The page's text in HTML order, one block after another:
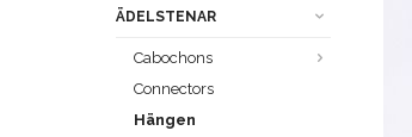
ÄDELSTENAR
Cabochons
Connectors
Hängen